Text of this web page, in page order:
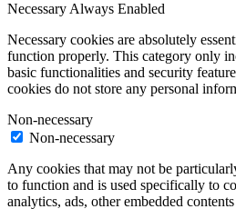
NecessaryAlways Enabled
Necessary cookies are absolutely
function properly. This category only
basic functionalities and security
cookies do not store any personal
Non-necessary
Non-necessary
Any cookies that may not be
to function and is used specifically to
analytics, ads, other embedded